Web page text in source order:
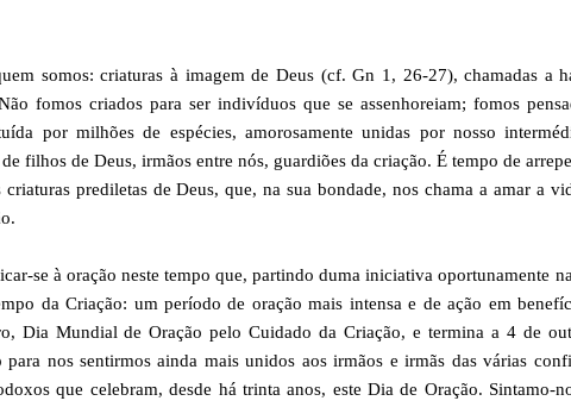
somos: criaturas à imagem de Deus (cf. Gn 1, 26-27), chamadas a
fomos criados para ser indivíduos que se assenhoreiam; fomos
por milhões de espécies, amorosamente unidas por nosso
filhos de Deus, irmãos entre nós, guardiões da criação. É tempo de
prediletas de Deus, que, na sua bondade, nos chama a amar a
se à oração neste tempo que, partindo duma iniciativa oportunamente
da Criação: um período de oração mais intensa e de ação em
Dia Mundial de Oração pelo Cuidado da Criação, e termina a 4 de
nos sentirmos ainda mais unidos aos irmãos e irmãs das várias
que celebram, desde há trinta anos, este Dia de Oração. Sintamo-